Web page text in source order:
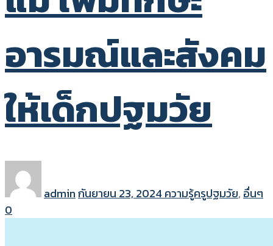
อารมณ์และสังคม
ให้เด็กปฐมวัย
adminกันยายน 23, 2024ความรู้ครูปฐมวัย, อื่นๆ
0